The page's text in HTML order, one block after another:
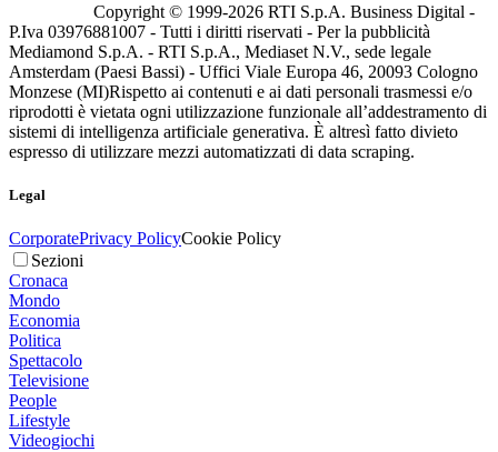
Copyright © 1999-2026 RTI S.p.A. Business Digital -
P.Iva 03976881007 - Tutti i diritti riservati - Per la pubblicità
Mediamond S.p.A. - RTI S.p.A., Mediaset N.V., sede legale
Amsterdam (Paesi Bassi) - Uffici Viale Europa 46, 20093 Cologno
Monzese (MI)Rispetto ai contenuti e ai dati personali trasmessi e/o
riprodotti è vietata ogni utilizzazione funzionale all’addestramento di
sistemi di intelligenza artificiale generativa. È altresì fatto divieto
espresso di utilizzare mezzi automatizzati di data scraping.
Legal
CorporatePrivacy PolicyCookie Policy
Sezioni
Cronaca
Mondo
Economia
Politica
Spettacolo
Televisione
People
Lifestyle
Videogiochi